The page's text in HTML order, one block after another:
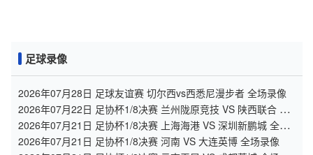
足球录像
2026年07月28日 足球友谊赛 切尔西vs西悉尼漫步者 全场录像
2026年07月22日 足协杯1/8决赛 兰州陇原竞技 VS 陕西联合 全
场录像
2026年07月21日 足协杯1/8决赛 上海海港 VS 深圳新鹏城 全场
录像
2026年07月21日 足协杯1/8决赛 河南 VS 大连英博 全场录像